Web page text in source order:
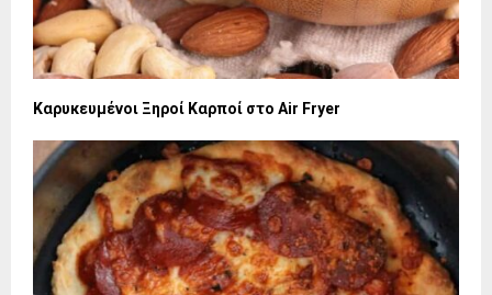
Καρυκευμένοι Ξηροί Καρποί στο Air Fryer